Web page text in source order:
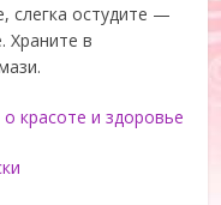
слегка остудите —
Храните в
красоте и здоровье